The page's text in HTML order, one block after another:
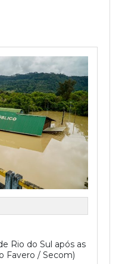
Rio do Sul após as
Favero / Secom)